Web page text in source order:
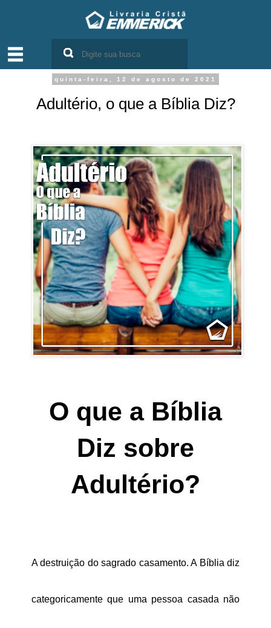
quinta-feira, 12 de agosto de 2021
Adultério, o que a Bíblia Diz?
O que a Bíblia
Diz sobre
Adultério?
A destruição do sagrado casamento. A Bíblia diz
categoricamente que uma pessoa casada não